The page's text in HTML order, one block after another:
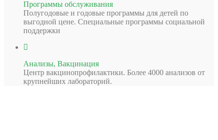
Программы обслуживания
Полугодовые и годовые программы для детей по
выгодной цене. Специальные программы социальной
поддержки
Анализы, Вакцинация
Центр вакцинопрофилактики. Более 4000 анализов от
крупнейших лабораторий.